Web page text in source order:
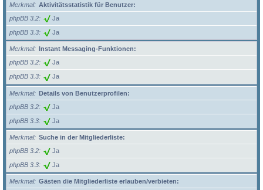
Merkmal
Aktivitätsstatistik für Benutzer:
phpBB 3.2
Ja
phpBB 3.3 Ja
Merkmal
Instant Messaging-Funktionen:
phpBB 3.2
Ja
phpBB 3.3 Ja
Merkmal
Details von Benutzerprofilen:
phpBB 3.2
Ja
phpBB 3.3 Ja
Merkmal
Suche in der Mitgliederliste:
phpBB 3.2
Ja
phpBB 3.3 Ja
Merkmal
Gästen die Mitgliederliste erlauben/verbieten: